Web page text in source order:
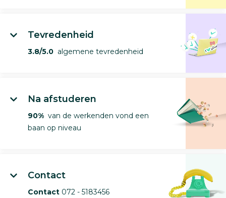
Tevredenheid
3.8/5.0 algemene tevredenheid
Na afstuderen
90% van de werkenden vond een
baan op niveau
Contact
Contact 072 - 5183456